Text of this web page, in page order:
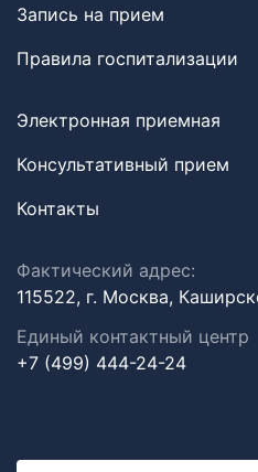
Запись на прием
Правила госпитализации
Электронная приемная
Консультативный прием
Контакты
Фактический адрес:
115522, г. Москва,
Единый контактный центр
+7 (499) 444-24-24